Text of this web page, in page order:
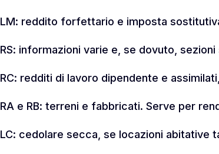
LM: reddito forfettario e imposta
RS: informazioni varie e, se dovuto,
RC: redditi di lavoro dipendente e
RA e RB: terreni e fabbricati. Serve per
LC: cedolare secca, se locazioni abitative